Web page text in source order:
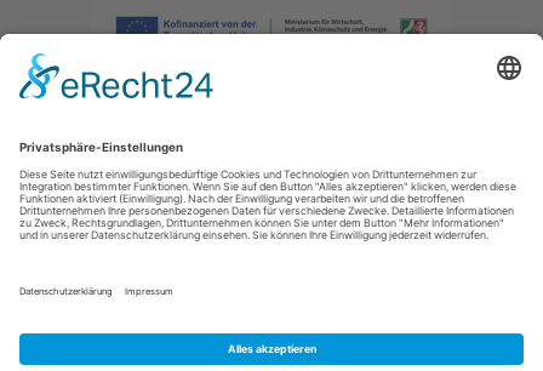
Impressum|Datenschutzerklärung|Barrierefreiheitserklärung
E: info@sauerland.com